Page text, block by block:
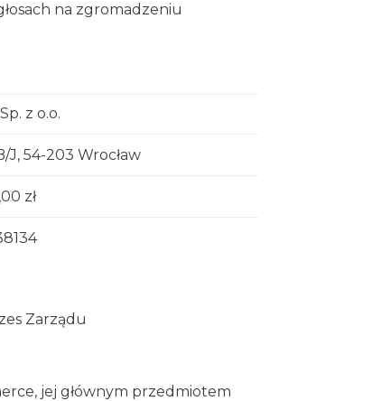
na zgromadzeniu
z o.o.
J, 54-203 Wrocław
zł
Zarządu
jej głównym przedmiotem